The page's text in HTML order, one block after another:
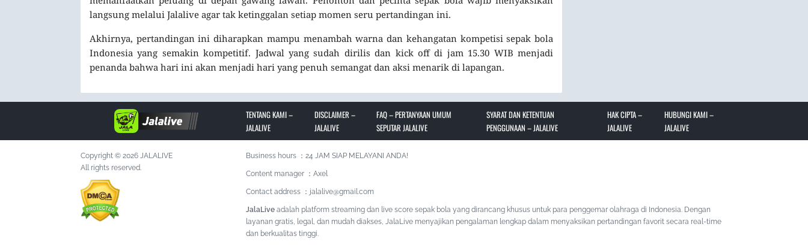
langsung melalui Jalalive agar tak ketinggalan setiap momen seru pertandingan ini.
Akhirnya, pertandingan ini diharapkan mampu menambah warna dan kehangatan kompetisi sepak bola
Indonesia yang semakin kompetitif. Jadwal yang sudah dirilis dan kick off di jam 15.30 WIB menjadi
penanda bahwa hari ini akan menjadi hari yang penuh semangat dan aksi menarik di lapangan.
TENTANG KAMI –
JALALIVE
DISCLAIMER –
JALALIVE
FAQ – PERTANYAAN UMUM
SEPUTAR JALALIVE
SYARAT DAN KETENTUAN
PENGGUNAAN – JALALIVE
HAK CIPTA –
JALALIVE
HUBUNGI KAMI –
JALALIVE
Copyright © 2026 JALALIVE
All rights reserved.
Business hours ：24 JAM SIAP MELAYANI ANDA!
Content manager ：Axel
Contact address ：jalalive@gmail.com
JalaLive adalah platform streaming dan live score sepak bola yang dirancang khusus untuk para penggemar olahraga di Indonesia. Dengan
layanan gratis, legal, dan mudah diakses, JalaLive menyajikan pengalaman lengkap dalam menyaksikan pertandingan favorit secara real-time
dan berkualitas tinggi.